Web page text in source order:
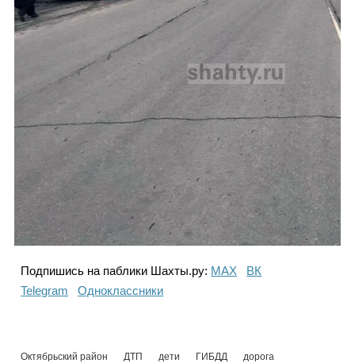
Подпишись на паблики Шахты.ру: МАХ
ВК
Telegram
Одноклассники
Октябрьский район ДТП дети ГИБДД
дорога